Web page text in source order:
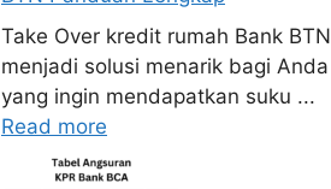
Take Over kredit rumah Bank BTN
menjadi solusi menarik bagi Anda
yang ingin mendapatkan suku ...
Read more